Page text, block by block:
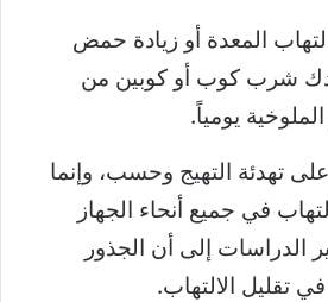
المعدة أو زيادة حمض
شرب كوب أو كوبين من
يومياً.
تهدئة التهيج وحسب، وإنما
في جميع أنحاء الجهاز
إلى أن الجذور
تقليل الالتهاب.